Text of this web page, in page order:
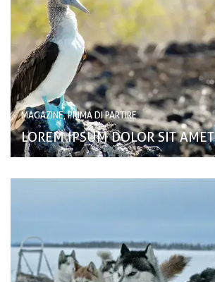
MAGAZINE, PRIMA DI PARTIRE
LOREM IPSUM DOLOR SIT AMET